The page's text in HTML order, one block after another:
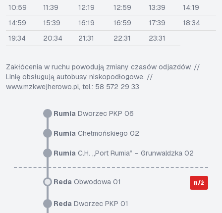
Rumia Dworzec PKP 06
Rumia Chełmońskiego 02
Rumia C.H. „Port Rumia” – Grunwaldzka 02
Reda Obwodowa 01 n/ż
Reda Dworzec PKP 01
10:59
11:39 12:19 12:59 13:39
14:19
14:59
15:39 16:19 16:59 17:39
18:34
19:34
20:34 21:31 22:31 23:31
Zakłócenia w ruchu powodują zmiany czasów odjazdów. //
Linię obsługują autobusy niskopodłogowe. //
www.mzkwejherowo.pl, tel.: 58 572 29 33